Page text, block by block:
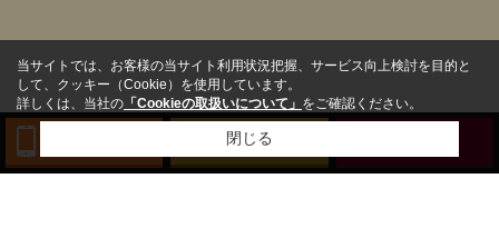
来店予約
当サイトでは、お客様の当サイト利用状況把握、サービス向上検討を目的と
して、クッキー（Cookie）を使用しています。
詳しくは、当社の 「Cookieの取扱いについて」 をご確認ください。
閉じる